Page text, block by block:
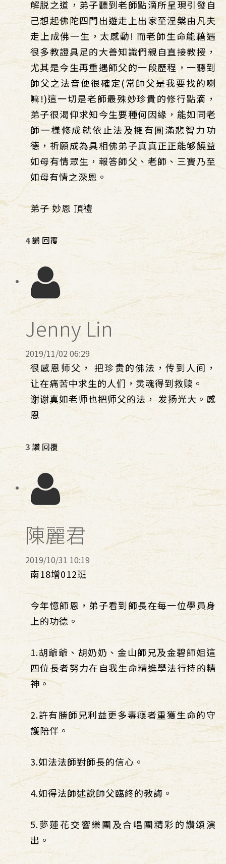
解脱之道，弟子聽到老師點滴所呈現引發自
己想起佛陀四門出遊走上出家至涅槃由凡夫
走上成佛一生，太感動! 而老師生命能藉遇
很多教證具足的大善知識們親自直接教授，
尤其是今生再重遇師父的一段歷程，一聽到
師父之法音便很確定(常師父是我要找的喇
嘛!)這一切是老師最殊妙珍貴的修行點滴，
弟子很渴仰求知今生要種何因緣，能如同老
師一樣修成就依止法及擁有圓滿悲智力功
德，祈願成為具相佛弟子真真正正能够饒益
如母有情眾生，報答師父、老師、三寶乃至
如母有情之深恩。
弟子 妙恩 頂禮
4 讚 回覆
Jenny Lin
2019/11/02 06:29
很感恩师父， 把珍贵的佛法，传到人间，
让在痛苦中求生的人们，灵魂得到救赎。
谢谢真如老师也把师父的法， 发扬光大。感
恩
3 讚 回覆
陳麗君
2019/10/31 10:19
南18增012班
今年憶師恩，弟子看到師長在每一位學員身
上的功德。
1.胡爺爺、胡奶奶、金山師兄及金碧師姐這
四位長者努力在自我生命精進學法行持的精
神。
2.許有勝師兄利益更多毒癮者重獲生命的守
護陪伴。
3.如法法師對師長的信心。
4.如得法師述說師父臨終的教誨。
5.夢蓮花交響樂團及合唱團精彩的讚頌演
出。